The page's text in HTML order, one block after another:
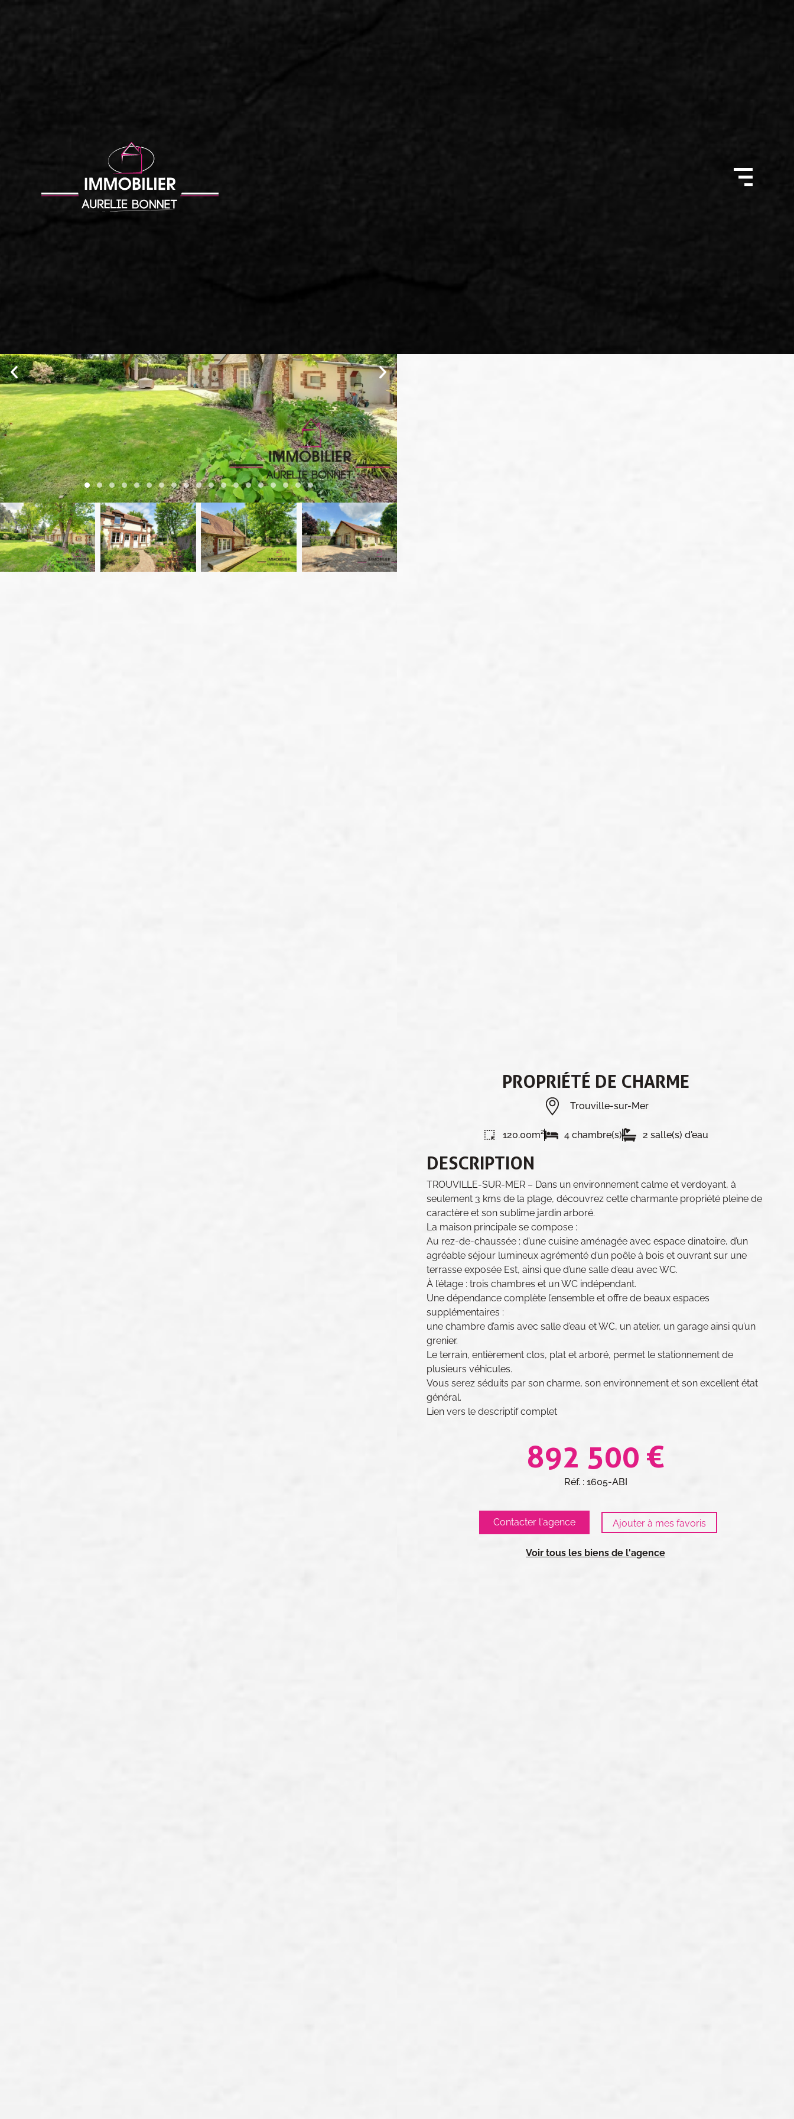
Propriété de Charme
PROPRIÉTÉ DE CHARME
Trouville-sur-Mer
120.00m² 4 chambre(s) 2 salle(s) d'eau
DESCRIPTION
TROUVILLE-SUR-MER – Dans un environnement calme et verdoyant, à
seulement 3 kms de la plage, découvrez cette charmante propriété pleine de
caractère et son sublime jardin arboré.
La maison principale se compose :
Au rez-de-chaussée : d’une cuisine aménagée avec espace dinatoire, d’un
agréable séjour lumineux agrémenté d’un poêle à bois et ouvrant sur une
terrasse exposée Est, ainsi que d’une salle d’eau avec WC.
À l’étage : trois chambres et un WC indépendant.
Une dépendance complète l’ensemble et offre de beaux espaces
supplémentaires :
une chambre d’amis avec salle d’eau et WC, un atelier, un garage ainsi qu’un
grenier.
Le terrain, entièrement clos, plat et arboré, permet le stationnement de
plusieurs véhicules.
Vous serez séduits par son charme, son environnement et son excellent état
général.
​Lien vers le descriptif complet​​​
892 500 €
Réf. : 1605-ABI
Contacter l'agence
Voir tous les biens de l'agence